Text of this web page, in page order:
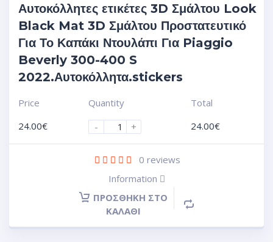
Αυτοκόλλητες ετικέτες 3D Σμάλτου Look
Black Mat 3D Σμάλτου Προστατευτικό
Για Το Καπάκι Ντουλάπι Για Piaggio
Beverly 300-400 S
2022.Αυτοκόλλητα.stickers
Price
24.00€
Quantity
-
+
Total
24.00€
0 reviews
Information
ΠΡΟΣΘΉΚΗ ΣΤΟ
ΚΑΛΆΘΙ